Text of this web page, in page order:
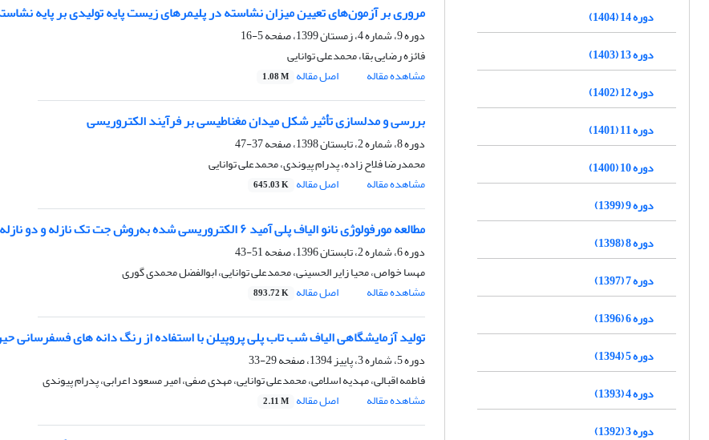
مروری بر آزمون‌های تعیین میزان نشاسته در پلیمرهای زیست پایه تولیدی بر پایه
دوره 9، شماره 4، زمستان 1399، صفحه
5-16
فائزه رضایی بقا، محمدعلی توانایی
مشاهده مقاله
اصل مقاله 1.08 M
بررسی و مدلسازی تأثیر شکل میدان مغناطیسی بر فرآیند الکتروریسی
دوره 8، شماره 2، تابستان 1398، صفحه
37-47
محمدرضا فلاح زاده، پدرام پیوندی، محمدعلی توانایی
مشاهده مقاله
اصل مقاله 645.03 K
مطالعه مورفولوژی نانو الیاف پلی آمید ۶ الکتروریسی شده به‌روش جت تک نازله و دو نازله دوسویه
دوره 6، شماره 2، تابستان 1396، صفحه
51-43
مهسا خواص، محیا زایر الحسینی، محمدعلی توانایی، ابوالفضل محمدی گوری
مشاهده مقاله
اصل مقاله 893.72 K
تولید آزمایشگاهی الیاف شب تاب پلی پروپیلن با استفاده از رنگ دانه های فسفرسانی
دوره 5، شماره 3، پاییز 1394، صفحه
29-33
فاطمه اقبالی، مهدیه اسلامی، محمدعلی توانایی، مهدی صفی، امیر مسعود اعرابی، پدرام پیوندی
مشاهده مقاله
اصل مقاله 2.11 M
دوره 14 (1404)
دوره 13 (1403)
دوره 12 (1402)
دوره 11 (1401)
دوره 10 (1400)
دوره 9 (1399)
دوره 8 (1398)
دوره 7 (1397)
دوره 6 (1396)
دوره 5 (1394)
دوره 4 (1393)
دوره 3 (1392)